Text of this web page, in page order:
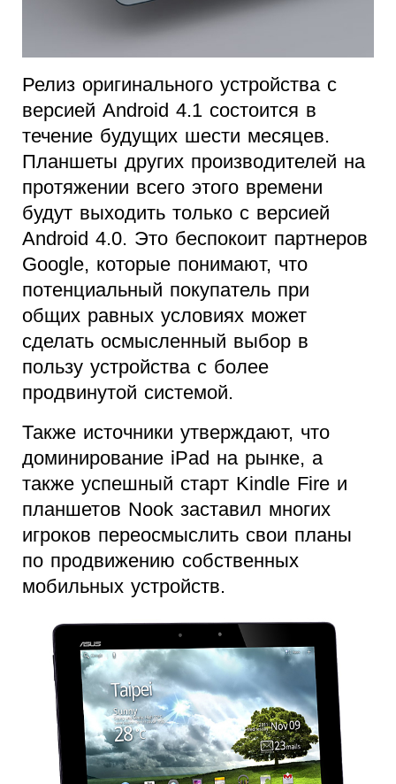
Релиз оригинального устройства с
версией Android 4.1 состоится в
течение будущих шести месяцев.
Планшеты других производителей на
протяжении всего этого времени
будут выходить только с версией
Android 4.0. Это беспокоит партнеров
Google, которые понимают, что
потенциальный покупатель при
общих равных условиях может
сделать осмысленный выбор в
пользу устройства с более
продвинутой системой.
Также источники утверждают, что
доминирование iPad на рынке, а
также успешный старт Kindle Fire и
планшетов Nook заставил многих
игроков переосмыслить свои планы
по продвижению собственных
мобильных устройств.